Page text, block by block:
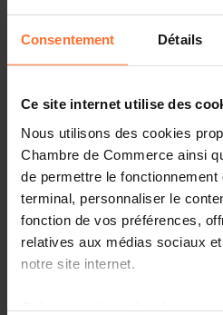
Consentement Détails
Ce site internet utilise des
Nous utilisons des cookies
Chambre de Commerce ainsi
de permettre le
terminal, personnaliser le
fonction de vos préférences,
relatives aux médias sociaux
notre site internet.
13.04.2022
Visites d'entreprises